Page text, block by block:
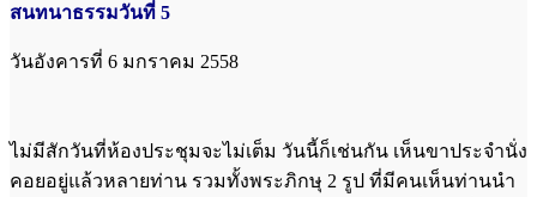
สนทนาธรรมวันที่ 5
วันอังคารที่ 6 มกราคม 2558
ไม่มีสักวันที่ห้องประชุมจะไม่เต็ม วันนี้ก็เช่นกัน เห็นขาประจำนั่ง
คอยอยู่แล้วหลายท่าน รวมทั้งพระภิกษุ 2 รูป ที่มีคนเห็นท่านนำ